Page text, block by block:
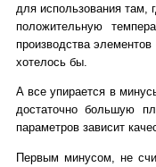
для использования там,
положительную
производства
хотелось бы.
А все упирается в
достаточно большую
параметров зависит
Первым минусом, не